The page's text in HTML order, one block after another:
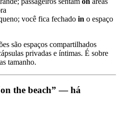
você fica fechado in o espaço
são espaços compartilhados
privadas e íntimas. É sobre
tamanho.
the beach” — há